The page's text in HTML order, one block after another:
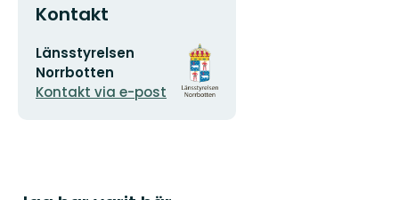
Kontakt
E-
postadress
Länsstyrelsen
Norrbotten
Kontakt via e-post
Organisationens
logotyp